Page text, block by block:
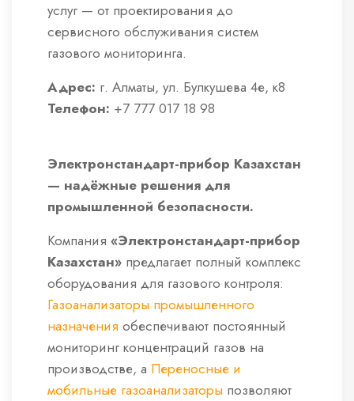
услуг — от проектирования до
сервисного обслуживания систем
газового мониторинга.
Адрес: г. Алматы, ул. Булкушева 4е, к8
Телефон: +7 777 017 18 98
Электронстандарт-прибор Казахстан
— надёжные решения для
промышленной безопасности.
Компания «Электронстандарт-прибор
Казахстан» предлагает полный комплекс
оборудования для газового контроля:
Газоанализаторы промышленного
назначения обеспечивают постоянный
мониторинг концентраций газов на
производстве, а Переносные и
мобильные газоанализаторы позволяют